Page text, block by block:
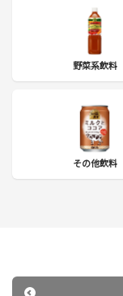
野菜系飲料
その他飲料